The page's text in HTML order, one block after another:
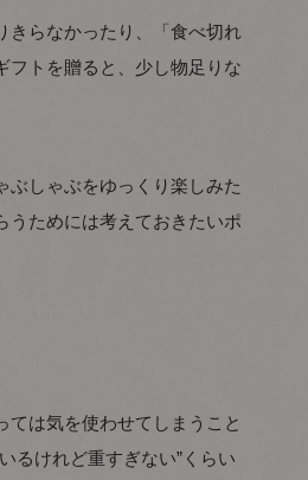
きらなかったり、「食べ切れ
フトを贈ると、少し物足りな
ぶしゃぶをゆっくり楽しみた
うためには考えておきたいポ
ては気を使わせてしまうこと
るけれど重すぎない”くらい